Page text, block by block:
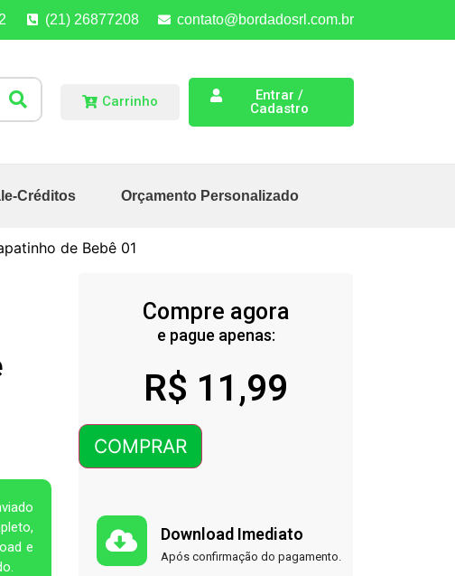
(21) 26877208 contato@bordadosrl.com.br
Carrinho
Entrar /
Cadastro
Créditos Orçamento Personalizado
de Bebê 01
e
Compre agora
e pague apenas:
R$ 11,99
COMPRAR
Download Imediato
Após confirmação do pagamento.